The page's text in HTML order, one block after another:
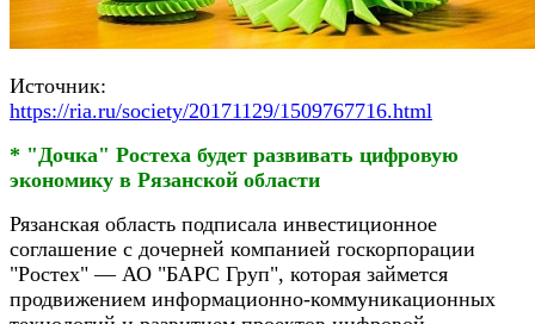
Источник:
https://ria.ru/society/20171129/1509767716.html
* "Дочка" Ростеха будет развивать цифровую
экономику в Рязанской области
Рязанская область подписала инвестиционное
соглашение с дочерней компанией госкорпорации
"Ростех" — АО "БАРС Груп", которая займется
продвижением информационно-коммуникационных